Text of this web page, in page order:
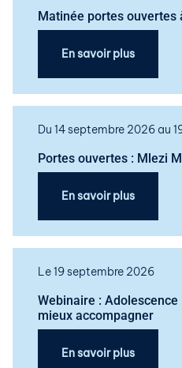
Matinée portes ouvertes
En savoir plus
Du 14 septembre 2026 au
Portes ouvertes : Mlezi
En savoir plus
Le 19 septembre 2026
Webinaire :
mieux accompagner
En savoir plus